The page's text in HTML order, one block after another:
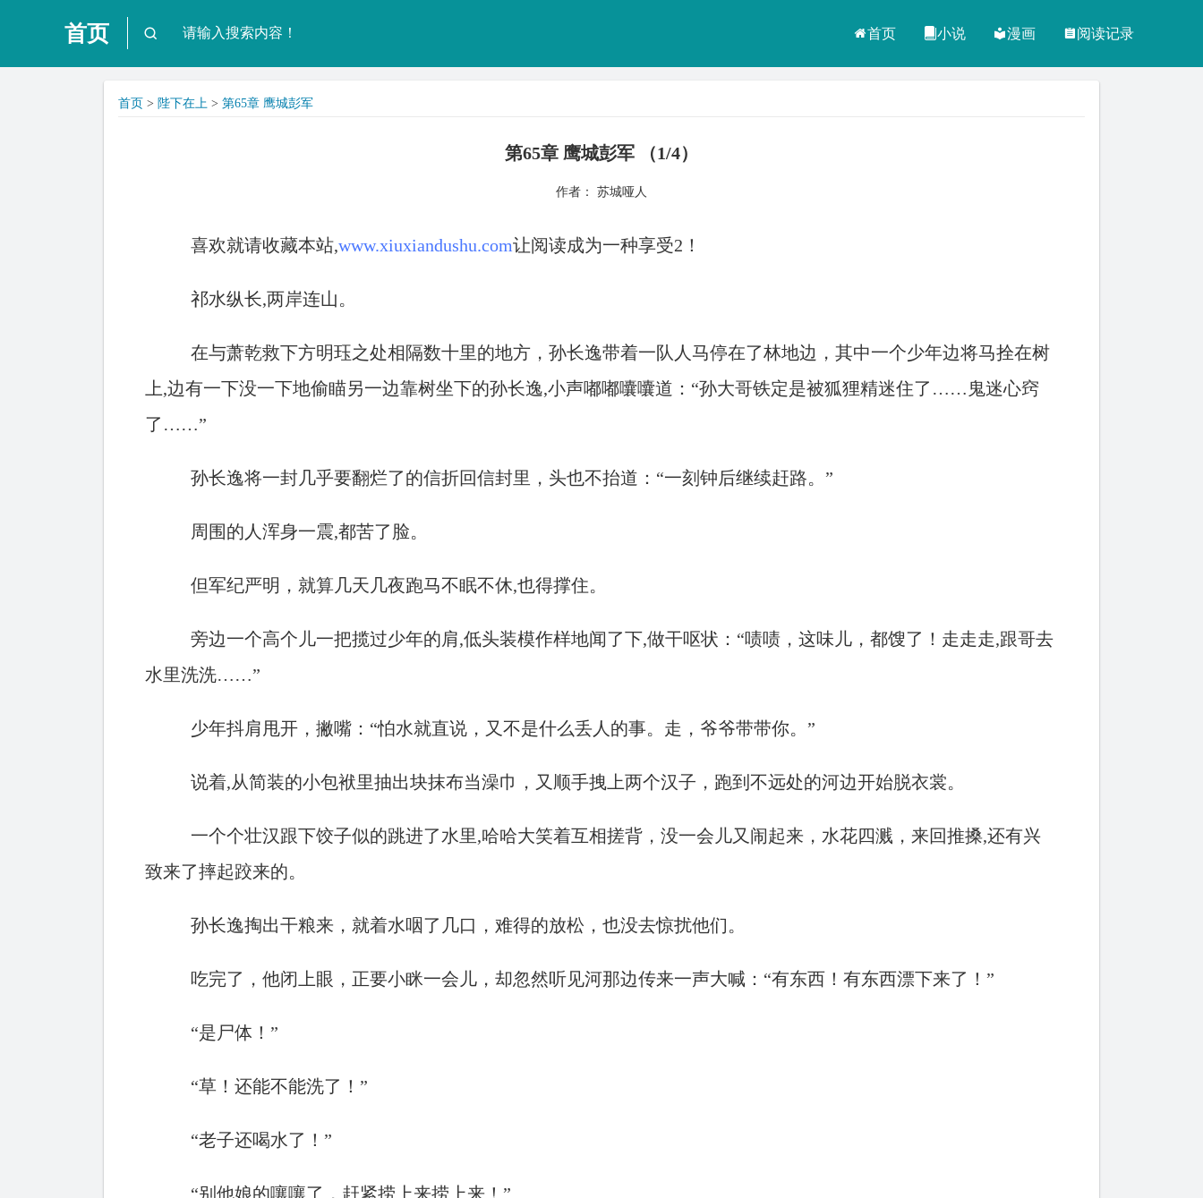
首页 首页 小说 漫画 阅读记录
首页 > 陛下在上 > 第65章 鹰城彭军
第65章 鹰城彭军 （1/4）
作者： 苏城哑人
喜欢就请收藏本站,www.xiuxiandushu.com让阅读成为一种享受2！
祁水纵长,两岸连山。
在与萧乾救下方明珏之处相隔数十里的地方，孙长逸带着一队人马停在了林地边，其中一个少年边将马拴在树
上,边有一下没一下地偷瞄另一边靠树坐下的孙长逸,小声嘟嘟囔囔道：“孙大哥铁定是被狐狸精迷住了……鬼迷心窍
了……”
孙长逸将一封几乎要翻烂了的信折回信封里，头也不抬道：“一刻钟后继续赶路。”
周围的人浑身一震,都苦了脸。
但军纪严明，就算几天几夜跑马不眠不休,也得撑住。
旁边一个高个儿一把揽过少年的肩,低头装模作样地闻了下,做干呕状：“啧啧，这味儿，都馊了！走走走,跟哥去
水里洗洗……”
少年抖肩甩开，撇嘴：“怕水就直说，又不是什么丢人的事。走，爷爷带带你。”
说着,从简装的小包袱里抽出块抹布当澡巾，又顺手拽上两个汉子，跑到不远处的河边开始脱衣裳。
一个个壮汉跟下饺子似的跳进了水里,哈哈大笑着互相搓背，没一会儿又闹起来，水花四溅，来回推搡,还有兴
致来了摔起跤来的。
孙长逸掏出干粮来，就着水咽了几口，难得的放松，也没去惊扰他们。
吃完了，他闭上眼，正要小眯一会儿，却忽然听见河那边传来一声大喊：“有东西！有东西漂下来了！”
“是尸体！”
“草！还能不能洗了！”
“老子还喝水了！”
“别他娘的嚷嚷了，赶紧捞上来捞上来！”